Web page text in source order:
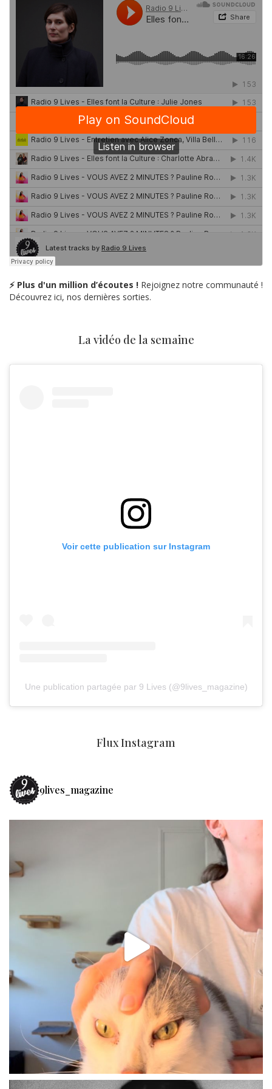
⚡ Plus d'un million d’écoutes ! Rejoignez notre communauté !
Découvrez ici, nos dernières sorties.
La vidéo de la semaine
Voir cette publication sur Instagram
Une publication partagée par 9 Lives (@9lives_magazine)
Flux Instagram
9lives_magazine